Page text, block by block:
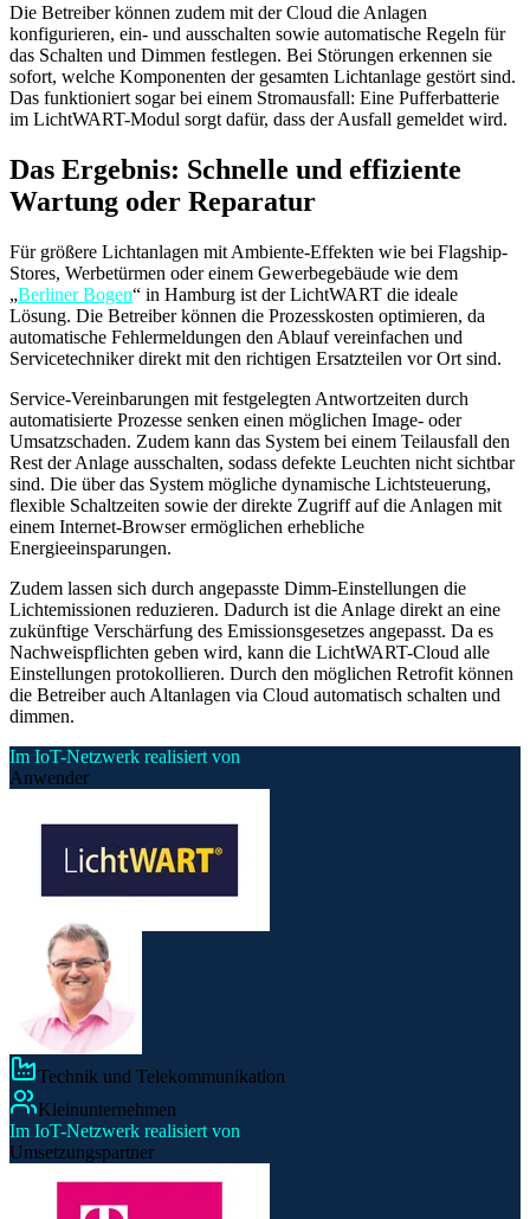
Die Betreiber können zudem mit der Cloud die Anlagen
konfigurieren, ein- und ausschalten sowie automatische Regeln für
das Schalten und Dimmen festlegen. Bei Störungen erkennen sie
sofort, welche Komponenten der gesamten Lichtanlage gestört sind.
Das funktioniert sogar bei einem Stromausfall: Eine Pufferbatterie
im LichtWART-Modul sorgt dafür, dass der Ausfall gemeldet wird.
Das Ergebnis: Schnelle und effiziente
Wartung oder Reparatur
Für größere Lichtanlagen mit Ambiente-Effekten wie bei Flagship-
Stores, Werbetürmen oder einem Gewerbegebäude wie dem
„Berliner Bogen“ in Hamburg ist der LichtWART die ideale
Lösung. Die Betreiber können die Prozesskosten optimieren, da
automatische Fehlermeldungen den Ablauf vereinfachen und
Servicetechniker direkt mit den richtigen Ersatzteilen vor Ort sind.
Service-Vereinbarungen mit festgelegten Antwortzeiten durch
automatisierte Prozesse senken einen möglichen Image- oder
Umsatzschaden. Zudem kann das System bei einem Teilausfall den
Rest der Anlage ausschalten, sodass defekte Leuchten nicht sichtbar
sind. Die über das System mögliche dynamische Lichtsteuerung,
flexible Schaltzeiten sowie der direkte Zugriff auf die Anlagen mit
einem Internet-Browser ermöglichen erhebliche
Energieeinsparungen.
Zudem lassen sich durch angepasste Dimm-Einstellungen die
Lichtemissionen reduzieren. Dadurch ist die Anlage direkt an eine
zukünftige Verschärfung des Emissionsgesetzes angepasst. Da es
Nachweispflichten geben wird, kann die LichtWART-Cloud alle
Einstellungen protokollieren. Durch den möglichen Retrofit können
die Betreiber auch Altanlagen via Cloud automatisch schalten und
dimmen.
Im IoT-Netzwerk realisiert von
Anwender
Technik und Telekommunikation
Kleinunternehmen
Im IoT-Netzwerk realisiert von
Umsetzungspartner